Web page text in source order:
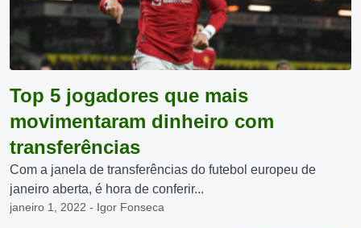
Top 5 jogadores que mais
movimentaram dinheiro com
transferências
Com a janela de transferências do futebol europeu de
janeiro aberta, é hora de conferir...
janeiro 1, 2022 - Igor Fonseca